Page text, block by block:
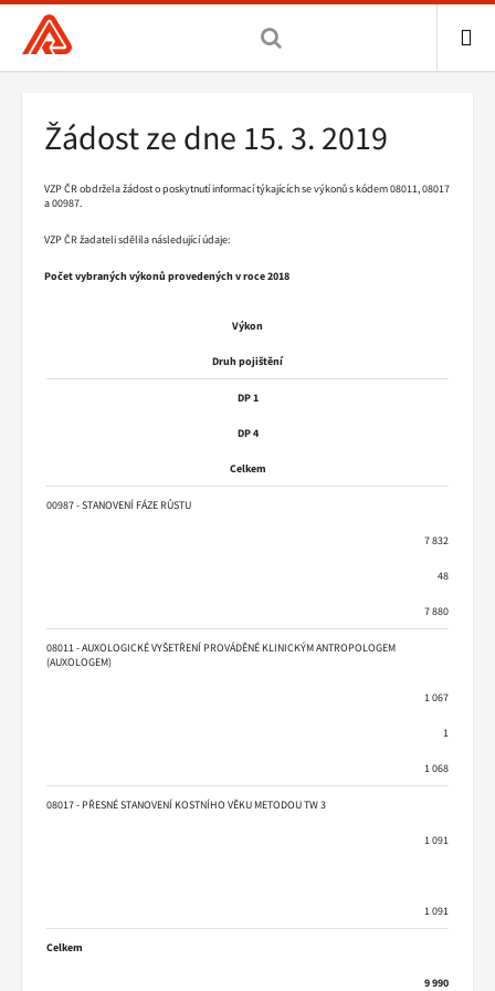
Všeobecná
zdravotní
hlavní
Drobečková
navigace
Žádost ze dne 15. 3. 2019
VZP ČR obdržela žádost o poskytnutí informací týkajících se výkonů s kódem 08011, 08017
a 00987.
VZP ČR žadateli sdělila následující údaje:
Počet vybraných výkonů provedených v roce 2018
Výkon
Druh pojištění
DP 1
DP 4
Celkem
00987 - STANOVENÍ FÁZE RŮSTU
7 832
48
7 880
08011 - AUXOLOGICKÉ VYŠETŘENÍ PROVÁDĚNÉ KLINICKÝM ANTROPOLOGEM
(AUXOLOGEM)
1 067
1
1 068
08017 - PŘESNÉ STANOVENÍ KOSTNÍHO VĚKU METODOU TW 3
1 091
1 091
Celkem
9 990